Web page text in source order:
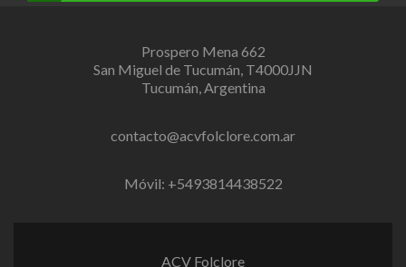
Prospero Mena 662
San Miguel de Tucumán, T4000JJN
Tucumán, Argentina
contacto@acvfolclore.com.ar
Móvil: +5493814438522
ACV Folclore